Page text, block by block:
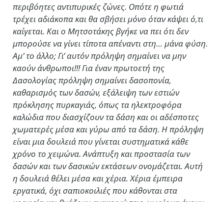
περιβόητες αντιπυρικές ζώνες. Οπότε η φωτιά
τρέχει αδιάκοπα και θα σβήσει μόνο όταν κάψει ό,τι
καίγεται. Και ο Μητσοτάκης βγήκε να πει ότι δεν
μπορούσε να γίνει τίποτα απέναντι στη… μάνα φύση.
Αμ’ το άλλο; Γι’ αυτόν πρόληψη σημαίνει να μην
καούν άνθρωποι!!! Για έναν πρωτοετή της
Δασολογίας πρόληψη σημαίνει δασοπονία,
καθαρισμός των δασών, εξάλειψη των εστιών
πρόκλησης πυρκαγιάς, όπως τα ηλεκτροφόρα
καλώδια που διασχίζουν τα δάση και οι αδέσποτες
χωματερές μέσα και γύρω από τα δάση. Η πρόληψη
είναι μια δουλειά που γίνεται συστηματικά κάθε
χρόνο το χειμώνα. Ανάπτυξη και προστασία των
δασών και των δασικών εκτάσεων ονομάζεται. Αυτή
η δουλειά θέλει μέσα και χέρια. Χέρια έμπειρα
εργατικά, όχι σαπιοκοιλιές που κάθονται στα